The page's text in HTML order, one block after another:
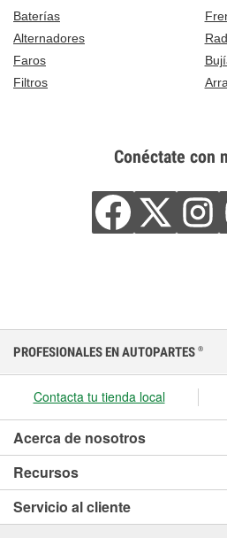
Baterías
Alternadores
Faros
Filtros
Conéctate con
PROFESIONALES EN AUTOPARTES ®
Contacta tu tienda local
Acerca de nosotros
Recursos
Servicio al cliente